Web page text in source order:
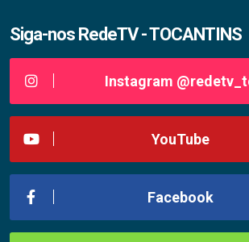
Siga-nos RedeTV - TOCANTINS
Instagram
YouTube
Facebook